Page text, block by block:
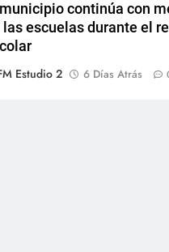
municipio continúa con
las escuelas durante el
Estudio 2
6 Días Atrás